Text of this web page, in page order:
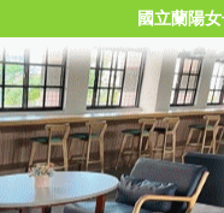
國立蘭陽